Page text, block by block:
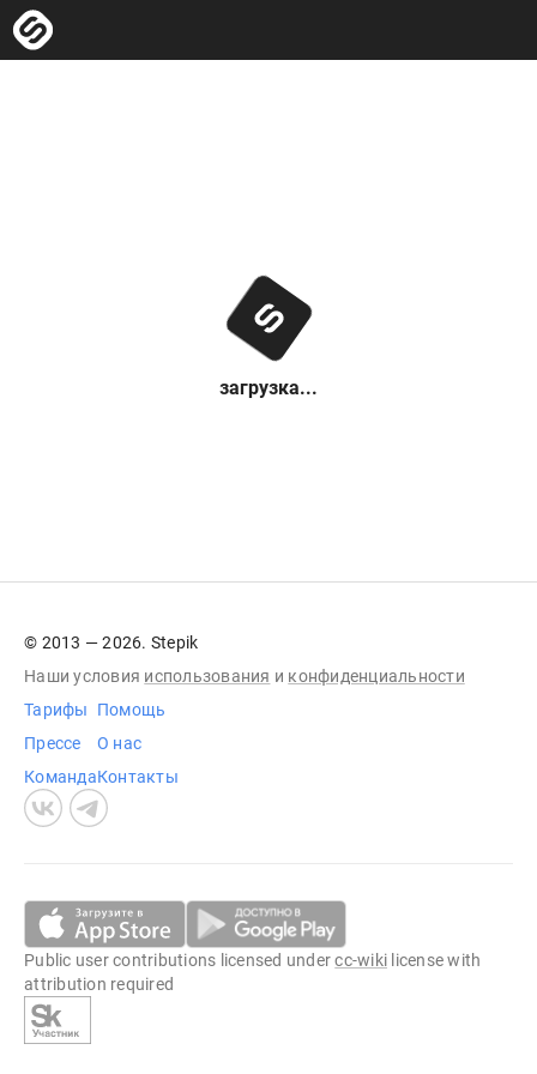
загрузка...
© 2013 — 2026. Stepik
Наши условия использования и конфиденциальности
Тарифы
Прессе
Команда
Помощь
О нас
Контакты
Public user contributions licensed undercc-wiki license with
attribution required